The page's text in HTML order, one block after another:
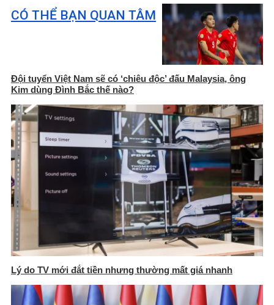
CÓ THỂ BẠN QUAN TÂM
Đội tuyển Việt Nam sẽ có ‘chiêu độc’ đấu Malaysia, ông
Kim dùng Đình Bắc thế nào?
Lý do TV mới đắt tiền nhưng thường mất giá nhanh